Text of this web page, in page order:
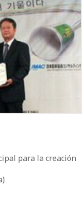
para la creación